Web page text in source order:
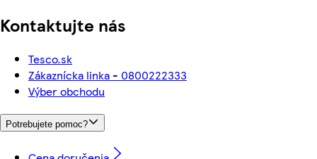
Kontaktujte nás
Tesco.sk
Zákaznícka linka - 0800222333
Výber obchodu
Potrebujete pomoc?